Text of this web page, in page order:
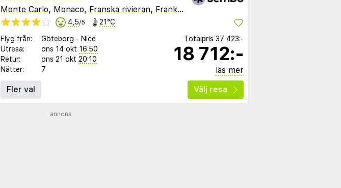
Monte Carlo, Monaco, Franska rivieran, Frankrike
4,5/5 21°C
Flyg från: Göteborg - Nice
Utresa:
ons 14 okt 16:50
Retur:
ons 21 okt 20:10
Nätter:
7
Totalpris 37 423:-
18 712:-
läs mer
Fler val
Välj resa
annons